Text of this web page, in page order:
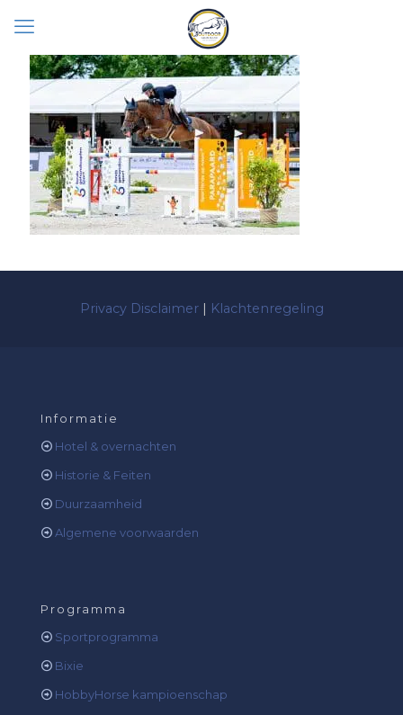
Privacy Disclaimer| Klachtenregeling
Informatie
Hotel & overnachten
Historie & Feiten
Duurzaamheid
Algemene voorwaarden
Programma
Sportprogramma
Bixie
HobbyHorse kampioenschap